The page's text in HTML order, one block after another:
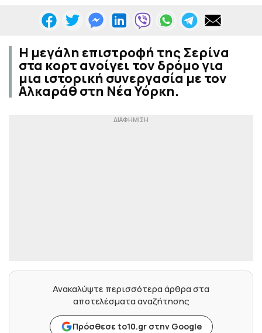
Η μεγάλη επιστροφή της Σερίνα
στα κορτ ανοίγει τον δρόμο για
μια ιστορική συνεργασία με τον
Αλκαράθ στη Νέα Υόρκη.
Ανακαλύψτε περισσότερα άρθρα στα
αποτελέσματα αναζήτησης
Πρόσθεσε to10.gr στην Google